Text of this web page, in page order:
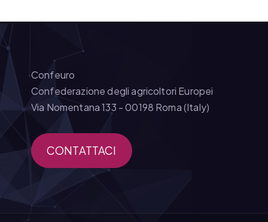
r
i
c
o
l
Confeuro
Confederazione degli agricoltori Europei
Via Nomentana 133 - 00198 Roma (Italy)
CONTATTACI